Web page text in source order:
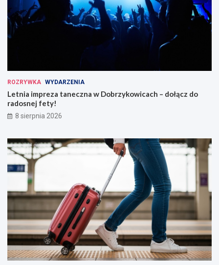
ROZRYWKA WYDARZENIA
Letnia impreza taneczna w Dobrzykowicach – dołącz do
radosnej fety!
8 sierpnia 2026